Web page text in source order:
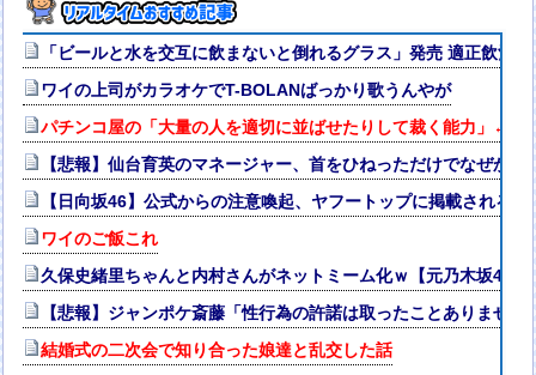
「ビールと水を交互に飲まないと倒れるグラス」発売 適正飲酒を
ワイの上司がカラオケでT-BOLANばっかり歌うんやが
パチンコ屋の「大量の人を適切に並ばせたりして裁く能力」←こ
【悲報】仙台育英のマネージャー、首をひねっただけでなぜか
【日向坂46】公式からの注意喚起、ヤフートップに掲載される
ワイのご飯これ
久保史緒里ちゃんと内村さんがネットミーム化ｗ【元乃木坂46】
【悲報】ジャンポケ斎藤「性行為の許諾は取ったことありません
結婚式の二次会で知り合った娘達と乱交した話